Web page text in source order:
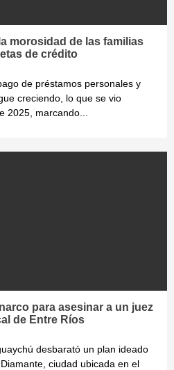
morosidad de las familias
de crédito
de préstamos personales y
creciendo, lo que se vio
2025, marcando...
para asesinar a un juez
de Entre Ríos
desbarató un plan ideado
ciudad ubicada en el